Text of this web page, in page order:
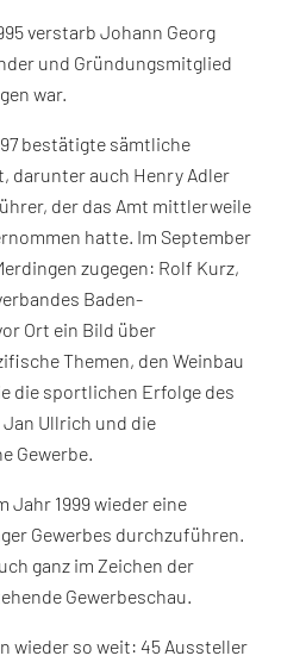
verstarb Johann Georg
und Gründungsmitglied
war.
bestätigte sämtliche
darunter auch Henry Adler
der das Amt mittlerweile
hatte. Im September
zugegen: Rolf Kurz,
Baden-
Ort ein Bild über
Themen, den Weinbau
die sportlichen Erfolge des
Ullrich und die
Gewerbe.
Jahr 1999 wieder eine
Gewerbes durchzuführen.
ganz im Zeichen der
Gewerbeschau.
wieder so weit: 45 Aussteller